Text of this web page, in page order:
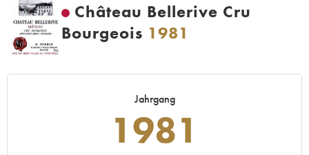
Château Bellerive Cru
Bourgeois 1981
Jahrgang
1981